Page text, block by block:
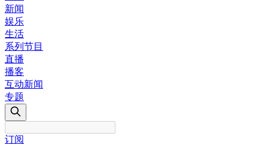
新闻
娱乐
生活
系列节目
直播
播客
互动新闻
专题
订阅